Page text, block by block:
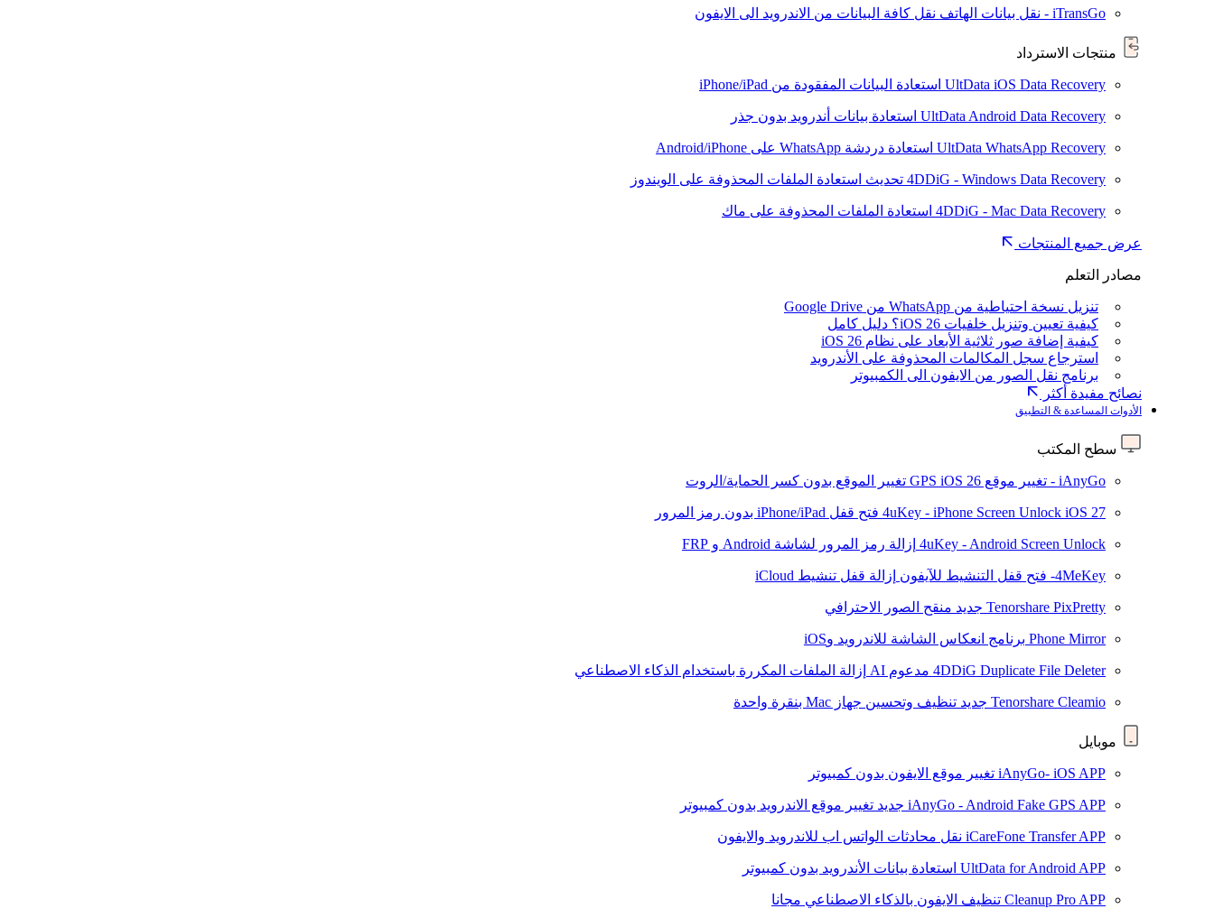
iTransGo - نقل بيانات الهاتف نقل كافة البيانات من الاندرويد الى الايفون
منتجات الاسترداد
UltData iOS Data Recovery استعادة البيانات المفقودة من iPhone/iPad
UltData Android Data Recovery استعادة بيانات أندرويد بدون جذر
UltData WhatsApp Recovery استعادة دردشة WhatsApp على Android/iPhone
4DDiG - Windows Data Recovery تحديث استعادة الملفات المحذوفة على الويندوز
4DDiG - Mac Data Recovery استعادة الملفات المحذوفة على ماك
عرض جميع المنتجات
مصادر التعلم
تنزيل نسخة احتياطية من WhatsApp من Google Drive
كيفية تعيين وتنزيل خلفيات iOS 26؟ دليل كامل
كيفية إضافة صور ثلاثية الأبعاد على نظام iOS 26
استرجاع سجل المكالمات المحذوفة على الأندرويد
برنامج نقل الصور من الايفون الى الكمبيوتر
نصائح مفيدة أكثر
الأدوات المساعدة & التطبيق
سطح المكتب
iAnyGo - تغيير موقع GPS iOS 26 تغيير الموقع بدون كسر الحماية/الروت
4uKey - iPhone Screen Unlock iOS 27 فتح قفل iPhone/iPad بدون رمز المرور
4uKey - Android Screen Unlock إزالة رمز المرور لشاشة Android و FRP
4MeKey- فتح قفل التنشيط للآيفون إزالة قفل تنشيط iCloud
Tenorshare PixPretty جديد منقح الصور الاحترافي
Phone Mirror برنامج انعكاس الشاشة للاندرويد وiOS
4DDiG Duplicate File Deleter مدعوم AI إزالة الملفات المكررة باستخدام الذكاء الاصطناعي
Tenorshare Cleamio جديد تنظيف وتحسين جهاز Mac بنقرة واحدة
موبايل
iAnyGo- iOS APP تغيير موقع الايفون بدون كمبيوتر
iAnyGo - Android Fake GPS APP جديد تغيير موقع الاندرويد بدون كمبيوتر
iCareFone Transfer APP نقل محادثات الواتس اب للاندرويد والايفون
UltData for Android APP استعادة بيانات الأندرويد بدون كمبيوتر
Cleanup Pro APP تنظيف الايفون بالذكاء الاصطناعي مجانا